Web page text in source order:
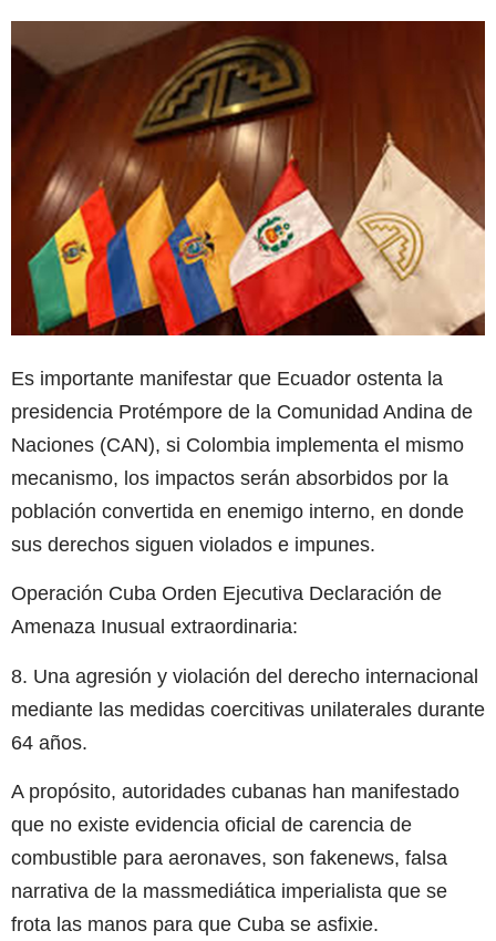
Es importante manifestar que Ecuador ostenta la
presidencia Protémpore de la Comunidad Andina de
Naciones (CAN), si Colombia implementa el mismo
mecanismo, los impactos serán absorbidos por la
población convertida en enemigo interno, en donde
sus derechos siguen violados e impunes.
Operación Cuba Orden Ejecutiva Declaración de
Amenaza Inusual extraordinaria:
8. Una agresión y violación del derecho internacional
mediante las medidas coercitivas unilaterales durante
64 años.
A propósito, autoridades cubanas han manifestado
que no existe evidencia oficial de carencia de
combustible para aeronaves, son fakenews, falsa
narrativa de la massmediática imperialista que se
frota las manos para que Cuba se asfixie.